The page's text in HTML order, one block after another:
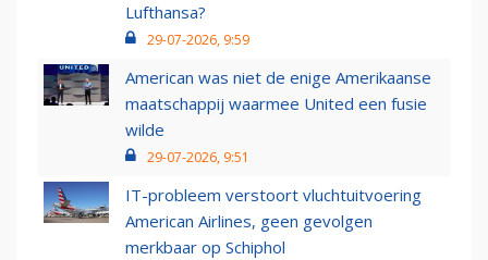
Lufthansa?
29-07-2026, 9:59
American was niet de enige Amerikaanse
maatschappij waarmee United een fusie
wilde
29-07-2026, 9:51
IT-probleem verstoort vluchtuitvoering
American Airlines, geen gevolgen
merkbaar op Schiphol